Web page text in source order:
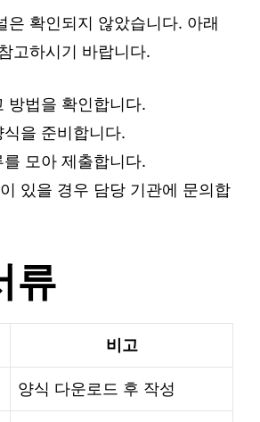
은 확인되지 않았습니다. 아래
고하시기 바랍니다.
방법을 확인합니다.
식을 준비합니다.
를 모아 제출합니다.
있을 경우 담당 기관에 문의합
류
비고
양식 다운로드 후 작성